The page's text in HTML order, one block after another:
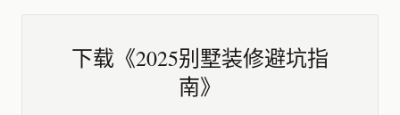
下载《2025别墅装修避坑指
南》